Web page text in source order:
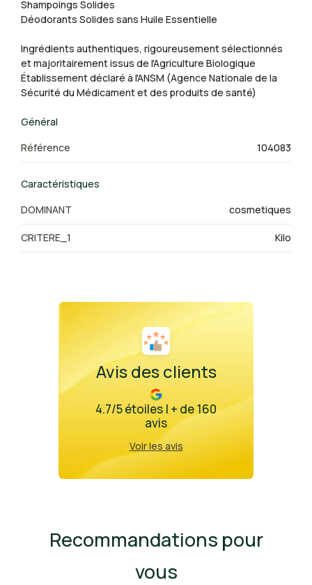
Shampoings Solides
Déodorants Solides sans Huile Essentielle
Ingrédients authentiques, rigoureusement sélectionnés
et majoritairement issus de l'Agriculture Biologique
Établissement déclaré à l'ANSM (Agence Nationale de la
Sécurité du Médicament et des produits de santé)
Général
Référence
104083
Caractéristiques
DOMINANT
cosmetiques
CRITERE_1 Kilo
Avis des clients
4.7/5 étoiles | + de 160
avis
Voir les avis
Recommandations pour
vous